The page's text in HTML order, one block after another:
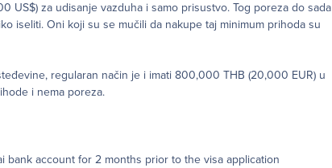
US$) za udisanje vazduha i samo prisustvo. Tog poreza do sada
iseliti. Oni koji su se mučili da nakupe taj minimum prihoda su
regularan način je i imati 800,000 THB (20,000 EUR) u
i nema poreza.
account for 2 months prior to the visa application